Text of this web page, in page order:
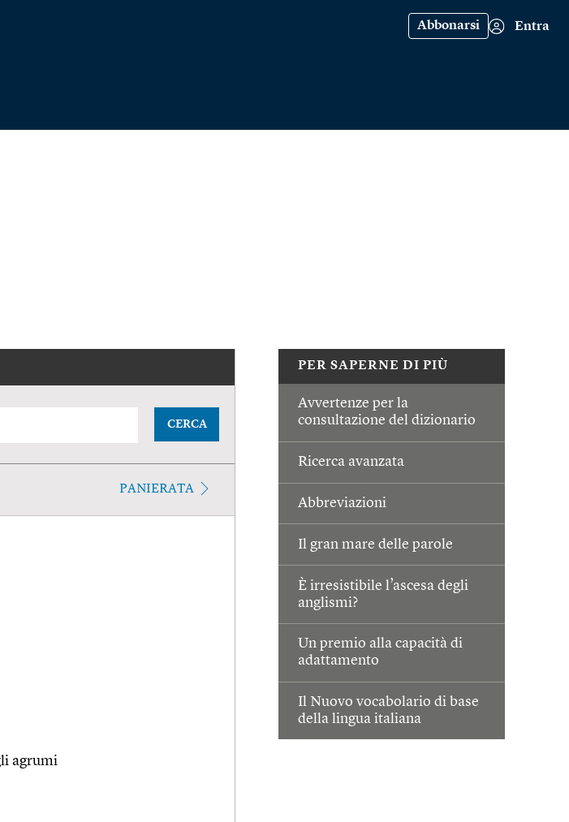
Abbonarsi Entra
PER SAPERNE DI PIÙ
Avvertenze per la
consultazione del dizionario
Ricerca avanzata
Abbreviazioni
Il gran mare delle parole
È irresistibile l’ascesa degli
anglismi?
Un premio alla capacità di
adattamento
Il Nuovo vocabolario di base
della lingua italiana
CERCA
PANIERATA
agrumi